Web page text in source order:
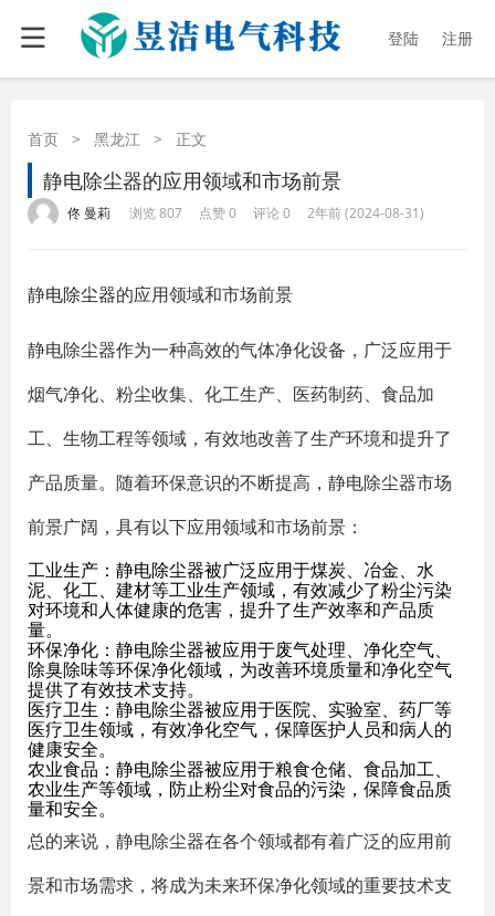
登陆 注册
首页 > 黑龙江 > 正文
静电除尘器的应用领域和市场前景
佟 曼莉 浏览 807 点赞 0 评论 0 2年前 (2024-08-31)
静电除尘器的应用领域和市场前景
静电除尘器作为一种高效的气体净化设备，广泛应用于
烟气净化、粉尘收集、化工生产、医药制药、食品加
工、生物工程等领域，有效地改善了生产环境和提升了
产品质量。随着环保意识的不断提高，静电除尘器市场
前景广阔，具有以下应用领域和市场前景：
工业生产：静电除尘器被广泛应用于煤炭、冶金、水
泥、化工、建材等工业生产领域，有效减少了粉尘污染
对环境和人体健康的危害，提升了生产效率和产品质
量。
环保净化：静电除尘器被应用于废气处理、净化空气、
除臭除味等环保净化领域，为改善环境质量和净化空气
提供了有效技术支持。
医疗卫生：静电除尘器被应用于医院、实验室、药厂等
医疗卫生领域，有效净化空气，保障医护人员和病人的
健康安全。
农业食品：静电除尘器被应用于粮食仓储、食品加工、
农业生产等领域，防止粉尘对食品的污染，保障食品质
量和安全。
总的来说，静电除尘器在各个领域都有着广泛的应用前
景和市场需求，将成为未来环保净化领域的重要技术支